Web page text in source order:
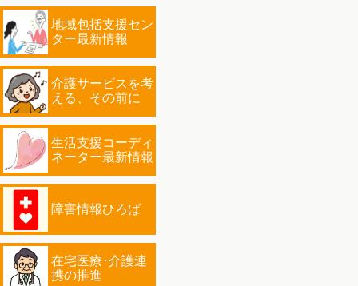
地域包括支援セン
ター最新情報
介護サービスを考
える、その前に
生活支援コーディ
ネーター最新情報
障害情報ひろば
在宅医療･介護連
携の推進